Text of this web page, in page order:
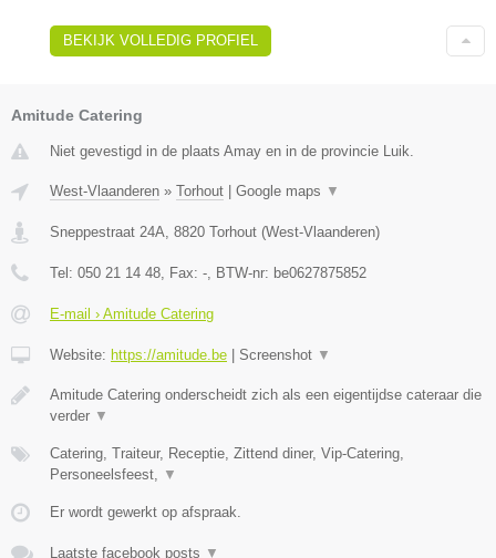
BEKIJK VOLLEDIG PROFIEL
Amitude Catering
Niet gevestigd in de plaats Amay en in de provincie Luik.
West-Vlaanderen » Torhout | Google maps ▼
Sneppestraat 24A 8820 Torhout (West-Vlaanderen)
Tel: 050 21 14 48 , Fax: - , BTW-nr: be0627875852
E-mail › Amitude Catering
Website: https://amitude.be | Screenshot ▼
Amitude Catering onderscheidt zich als een eigentijdse cateraar die
verder ▼
Catering, Traiteur, Receptie, Zittend diner, Vip-Catering,
Personeelsfeest,
▼
Er wordt gewerkt op afspraak.
Laatste facebook posts ▼